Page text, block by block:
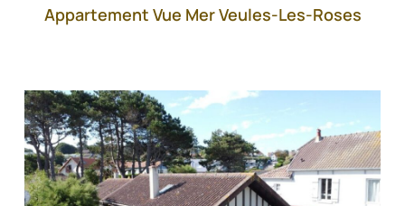
Appartement Vue Mer Veules-Les-Roses